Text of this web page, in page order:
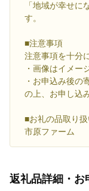
「地域が幸せに
す。
■注意事項
注意事項を十分
・画像はイメー
・お申込み後の
の上、お申し込
■お礼の品取り
市原ファーム
返礼品詳細・お